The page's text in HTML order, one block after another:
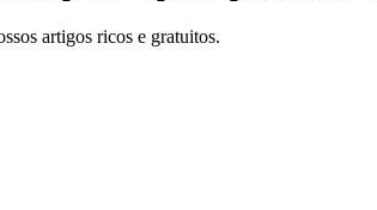
artigos ricos e gratuitos.